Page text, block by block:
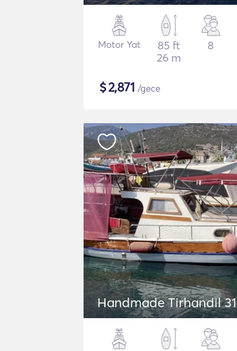
Motor Yat
85 ft
26 m
8
$2,871 /gece
Handmade Tirhandil 31